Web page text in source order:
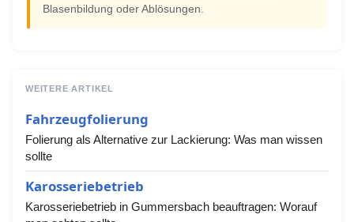
Blasenbildung oder Ablösungen.
WEITERE ARTIKEL
Fahrzeugfolierung
Folierung als Alternative zur Lackierung: Was man wissen
sollte
Karosseriebetrieb
Karosseriebetrieb in Gummersbach beauftragen: Worauf